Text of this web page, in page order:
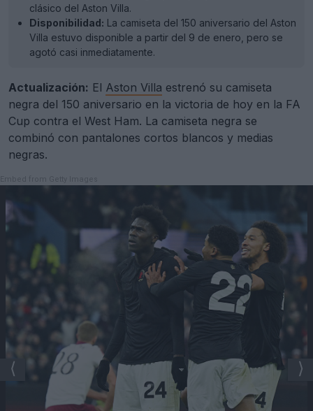
clásico del Aston Villa.
Disponibilidad: La camiseta del 150 aniversario del Aston
Villa estuvo disponible a partir del 9 de enero, pero se
agotó casi inmediatamente.
Actualización: El Aston Villa estrenó su camiseta
negra del 150 aniversario en la victoria de hoy en la FA
Cup contra el West Ham. La camiseta negra se
combinó con pantalones cortos blancos y medias
negras.